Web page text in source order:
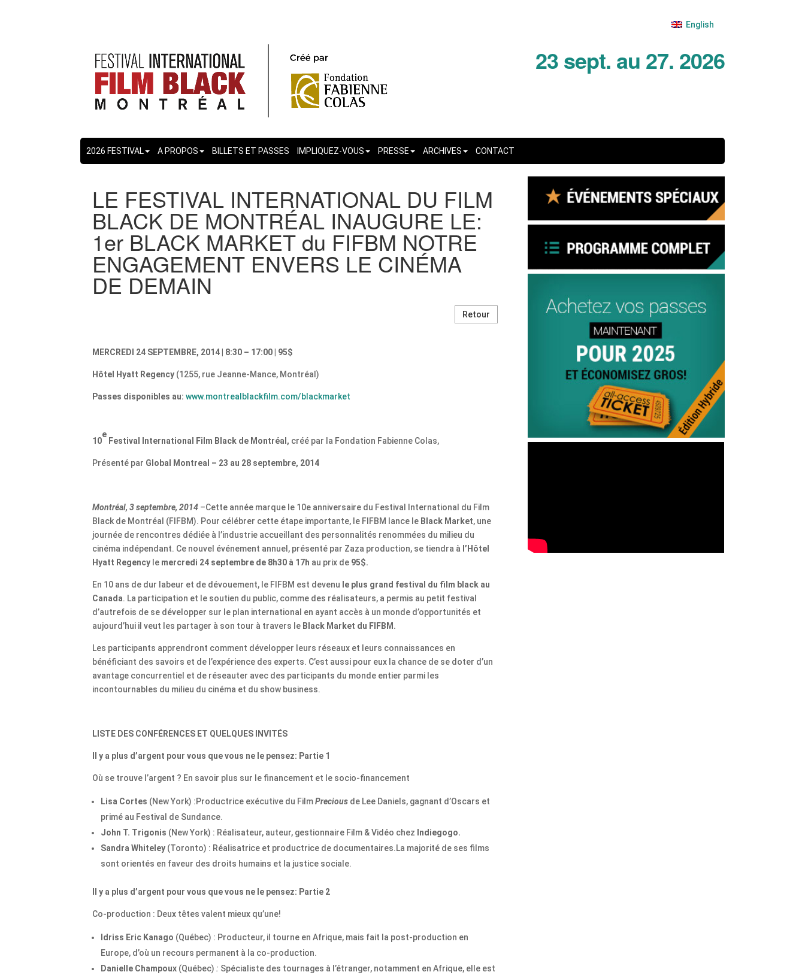
English
23 sept. au 27. 2026
2026 FESTIVAL A PROPOS BILLETS ET PASSES IMPLIQUEZ-VOUS PRESSE ARCHIVES CONTACT
LE FESTIVAL INTERNATIONAL DU FILM
BLACK DE MONTRÉAL INAUGURE LE:
1er BLACK MARKET du FIFBM NOTRE
ENGAGEMENT ENVERS LE CINÉMA
DE DEMAIN
Retour
MERCREDI 24 SEPTEMBRE, 2014 | 8:30 – 17:00 | 95$
Hôtel Hyatt Regency (1255, rue Jeanne-Mance, Montréal)
Passes disponibles au:www.montrealblackfilm.com/blackmarket
10
e
Festival International Film Black de Montréal, créé par la Fondation Fabienne Colas,
Présenté par Global Montreal – 23 au 28 septembre, 2014
Montréal, 3 septembre, 2014 –Cette année marque le 10e anniversaire du Festival International du Film
Black de Montréal (FIFBM). Pour célébrer cette étape importante, le FIFBM lance le Black Market, une
journée de rencontres dédiée à l’industrie accueillant des personnalités renommées du milieu du
cinéma indépendant. Ce nouvel événement annuel, présenté par Zaza production, se tiendra à l’Hôtel
Hyatt Regency le mercredi 24 septembre de 8h30 à 17h au prix de 95$.
En 10 ans de dur labeur et de dévouement, le FIFBM est devenu le plus grand festival du film black au
Canada. La participation et le soutien du public, comme des réalisateurs, a permis au petit festival
d’autrefois de se développer sur le plan international en ayant accès à un monde d’opportunités et
aujourd’hui il veut les partager à son tour à travers le Black Market du FIFBM.
Les participants apprendront comment développer leurs réseaux et leurs connaissances en
bénéficiant des savoirs et de l’expérience des experts. C’est aussi pour eux la chance de se doter d’un
avantage concurrentiel et de réseauter avec des participants du monde entier parmi les
incontournables du milieu du cinéma et du show business.
LISTE DES CONFÉRENCES ET QUELQUES INVITÉS
Il y a plus d’argent pour vous que vous ne le pensez: Partie 1
Où se trouve l’argent ? En savoir plus sur le financement et le socio-financement
Lisa Cortes (New York) :Productrice exécutive du FilmPrecious de Lee Daniels, gagnant d’Oscars et
primé au Festival de Sundance.
John T. Trigonis (New York) : Réalisateur, auteur, gestionnaire Film & Vidéo chez Indiegogo.
Sandra Whiteley (Toronto) : Réalisatrice et productrice de documentaires.La majorité de ses films
sont orientés en faveur des droits humains et la justice sociale.
Il y a plus d’argent pour vous que vous ne le pensez: Partie 2
Co-production : Deux têtes valent mieux qu’une!
Idriss Eric Kanago (Québec) : Producteur, il tourne en Afrique, mais fait la post-production en
Europe, d’où un recours permanent à la co-production.
Danielle Champoux (Québec) : Spécialiste des tournages à l’étranger, notamment en Afrique, elle est